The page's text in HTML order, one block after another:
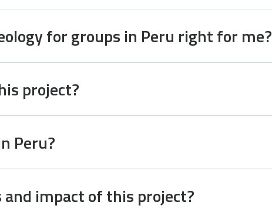
for groups in Peru right for me?
project?
Peru?
impact of this project?